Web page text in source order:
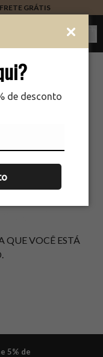
de desconto
FRETE GRÁTIS
VOCÊ ESTÁ
5% de